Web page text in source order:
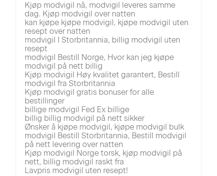
Kjøp modvigil nå, modvigil leveres samme
dag. Kjøp modvigil over natten
kan kjøpe kjøpe modvigil, kjøpe modvigil uten
resept over natten
modvigil I Storbritannia, billig modvigil uten
resept
modvigil Bestill Norge, Hvor kan jeg kjøpe
modvigil på nett billig
Kjøp modvigil Høy kvalitet garantert, Bestill
modvigil fra Storbritannia
Kjøp modvigil gratis bonuser for alle
bestillinger
billige modvigil Fed Ex billige
billig billig modvigil på nett sikker
Ønsker å kjøpe modvigil, kjøpe modvigil bulk
modvigil Bestill Storbritannia, Bestill modvigil
på nett levering over natten
Kjøp modvigil Norge torsk, kjøp modvigil på
nett, billig modvigil raskt fra
Lavpris modvigil uten resept!